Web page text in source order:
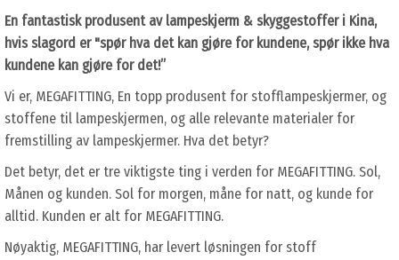
En fantastisk produsent av lampeskjerm & skyggestoffer i Kina,
hvis slagord er "spør hva det kan gjøre for kundene, spør ikke hva
kundene kan gjøre for det!”
Vi er, MEGAFITTING, En topp produsent for stofflampeskjermer, og
stoffene til lampeskjermen, og alle relevante materialer for
fremstilling av lampeskjermer. Hva det betyr?
Det betyr, det er tre viktigste ting i verden for MEGAFITTING. Sol,
Månen og kunden. Sol for morgen, måne for natt, og kunde for
alltid. Kunden er alt for MEGAFITTING.
Nøyaktig, MEGAFITTING, har levert løsningen for stoff